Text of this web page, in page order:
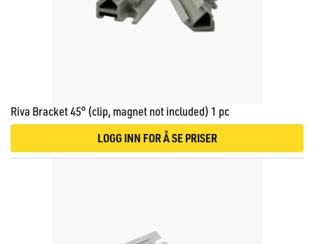
Riva Bracket 45° (clip, magnet not included) 1 pc
LOGG INN FOR Å SE PRISER